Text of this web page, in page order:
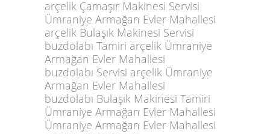
arçelik Çamaşır Makinesi Servisi
Ümraniye Armağan Evler Mahallesi
arçelik Bulaşık Makinesi Servisi
buzdolabı Tamiri arçelik Ümraniye
Armağan Evler Mahallesi
buzdolabı Servisi arçelik Ümraniye
Armağan Evler Mahallesi
buzdolabı Bulaşık Makinesi Tamiri
Ümraniye Armağan Evler Mahallesi
Ümraniye Armağan Evler Mahallesi